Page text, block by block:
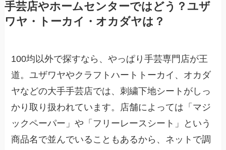
手芸店やホームセンターではどう？ユザ
ワヤ・トーカイ・オカダヤは？
100均以外で探すなら、やっぱり手芸専門店が王
道。ユザワヤやクラフトハートトーカイ、オカダ
ヤなどの大手手芸店では、刺繍下地シートがしっ
かり取り扱われています。店舗によっては「マジ
ックペーパー」や「フリーレースシート」という
商品名で並んでいることもあるから、ネットで調